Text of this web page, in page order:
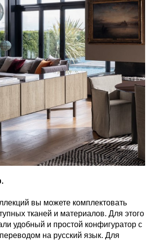
вы можете комплектовать
тканей и материалов. Для этого
удобный и простой конфигуратор с
на русский язык. Для